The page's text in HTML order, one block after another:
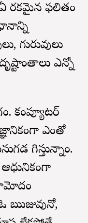
ఏ రకమైన ఫలితం
గురువులు
ఎన్నో
కంప్యూటర్‌
ఎంతో
సాగిస్తున్నాం.
ఋజువునో,